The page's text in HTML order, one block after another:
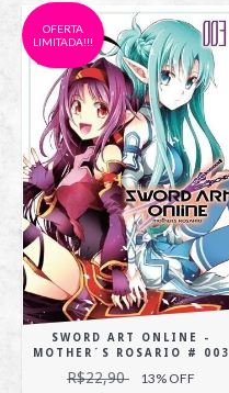
OFERTA
LIMITADA!!!
SWORD ART ONLINE -
MOTHER´S ROSARIO # 003
R$22,90 13% OFF